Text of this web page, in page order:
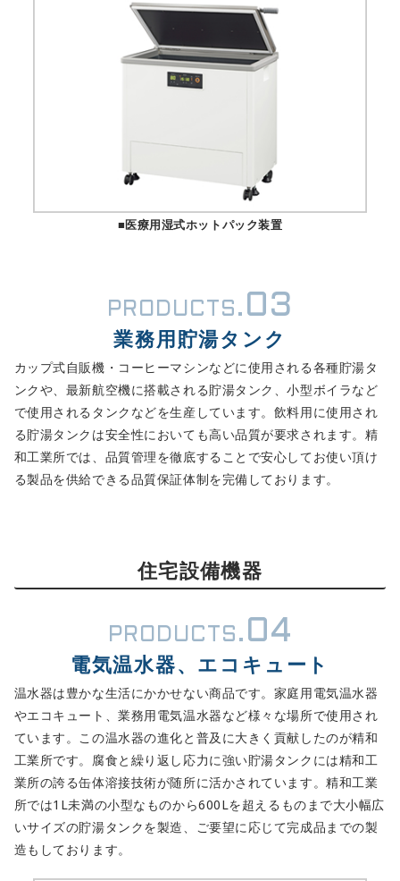
■医療用湿式ホットパック装置
PRODUCTS. 03
業務用貯湯タンク
カップ式自販機・コーヒーマシンなどに使用される各種貯湯タ
ンクや、最新航空機に搭載される貯湯タンク、小型ボイラなど
で使用されるタンクなどを生産しています。飲料用に使用され
る貯湯タンクは安全性においても高い品質が要求されます。精
和工業所では、品質管理を徹底することで安心してお使い頂け
る製品を供給できる品質保証体制を完備しております。
住宅設備機器
PRODUCTS. 04
電気温水器、エコキュート
温水器は豊かな生活にかかせない商品です。家庭用電気温水器
やエコキュート、業務用電気温水器など様々な場所で使用され
ています。この温水器の進化と普及に大きく貢献したのが精和
工業所です。腐食と繰り返し応力に強い貯湯タンクには精和工
業所の誇る缶体溶接技術が随所に活かされています。精和工業
所では1L未満の小型なものから600Lを超えるものまで大小幅広
いサイズの貯湯タンクを製造、ご要望に応じて完成品までの製
造もしております。